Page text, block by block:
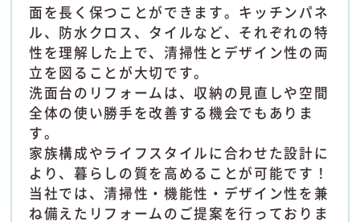
面を長く保つことができます。キッチンパネ
ル、防水クロス、タイルなど、それぞれの特
性を理解した上で、清掃性とデザイン性の両
立を図ることが大切です。
洗面台のリフォームは、収納の見直しや空間
全体の使い勝手を改善する機会でもありま
す。
家族構成やライフスタイルに合わせた設計に
より、暮らしの質を高めることが可能です！
当社では、清掃性・機能性・デザイン性を兼
ね備えたリフォームのご提案を行っておりま